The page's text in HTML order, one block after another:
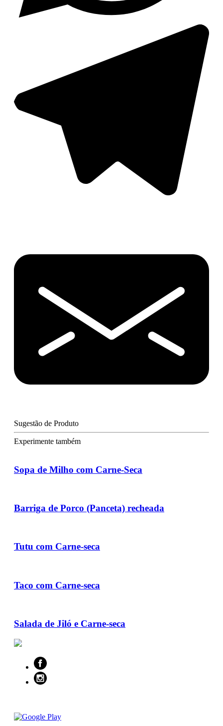
Sugestão de Produto
Experimente também
Sopa de Milho com Carne-Seca
Barriga de Porco (Panceta) recheada
Tutu com Carne-seca
Taco com Carne-seca
Salada de Jiló e Carne-seca